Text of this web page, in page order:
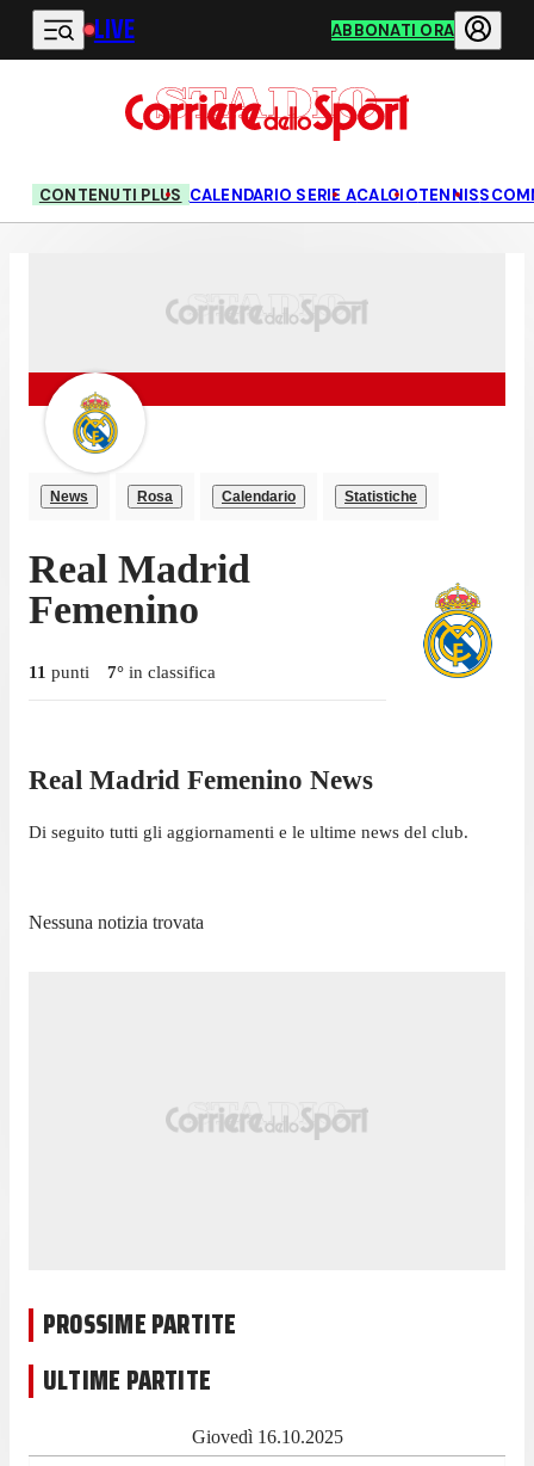
Vai al contenuto principale
LIVE ABBONATI ORA
CONTENUTI PLUS CALENDARIO SERIE ACALCIOTENNIS
News Rosa Calendario Statistiche
Real Madrid
Femenino
11 punti 7° in classifica
Real Madrid Femenino News
Di seguito tutti gli aggiornamenti e le ultime news del club.
Nessuna notizia trovata
PROSSIME PARTITE
ULTIME PARTITE
Giovedì 16.10.2025